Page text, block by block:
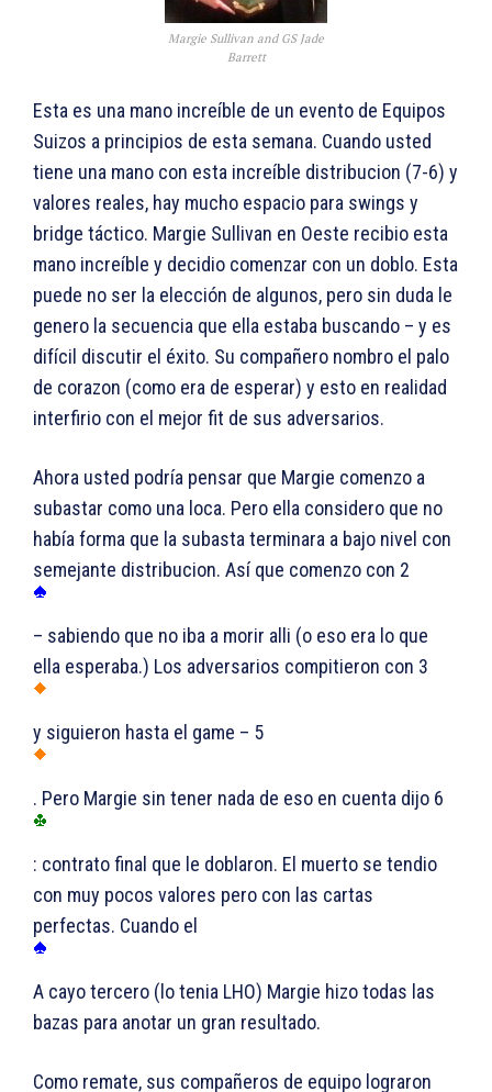
Margie Sullivan and GS Jade
Barrett
Esta es una mano increíble de un evento de Equipos
Suizos a principios de esta semana. Cuando usted
tiene una mano con esta increíble distribucion (7-6) y
valores reales, hay mucho espacio para swings y
bridge táctico. Margie Sullivan en Oeste recibio esta
mano increíble y decidio comenzar con un doblo. Esta
puede no ser la elección de algunos, pero sin duda le
genero la secuencia que ella estaba buscando – y es
difícil discutir el éxito. Su compañero nombro el palo
de corazon (como era de esperar) y esto en realidad
interfirio con el mejor fit de sus adversarios.
Ahora usted podría pensar que Margie comenzo a
subastar como una loca. Pero ella considero que no
había forma que la subasta terminara a bajo nivel con
semejante distribucion. Así que comenzo con 2
– sabiendo que no iba a morir alli (o eso era lo que
ella esperaba.) Los adversarios compitieron con 3
y siguieron hasta el game – 5
. Pero Margie sin tener nada de eso en cuenta dijo 6
: contrato final que le doblaron. El muerto se tendio
con muy pocos valores pero con las cartas
perfectas. Cuando el
A cayo tercero (lo tenia LHO) Margie hizo todas las
bazas para anotar un gran resultado.
Como remate, sus compañeros de equipo lograron